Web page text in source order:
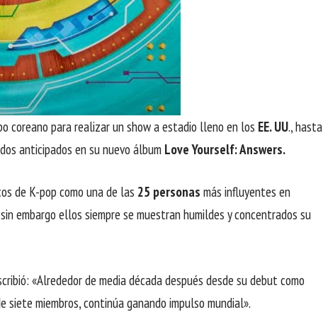
coreano para realizar un show a estadio lleno en los EE. UU., hasta
anticipados en su nuevo álbum Love Yourself: Answers.
de K-pop como una de las 25 personas más influyentes en
embargo ellos siempre se muestran humildes y concentrados su
«Alrededor de media década después desde su debut como
siete miembros, continúa ganando impulso mundial».